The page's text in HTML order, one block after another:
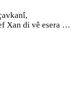
Xan di vê esera …